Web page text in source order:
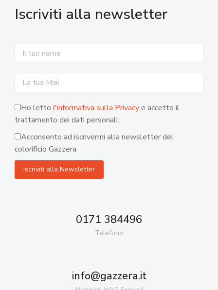
Iscriviti alla newsletter
Ho letto l'informativa sulla Privacye accetto il
trattamento dei dati personali.
Acconsento ad iscrivermi alla newsletter del
colorificio Gazzera
0171 384496
Telefono
info@gazzera.it